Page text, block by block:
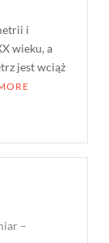
i
wieku, a
jest wciąż
–